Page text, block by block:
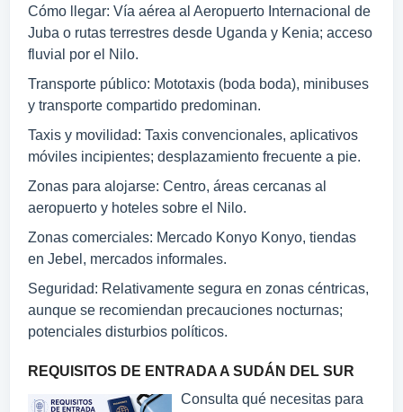
Cómo llegar: Vía aérea al Aeropuerto Internacional de
Juba o rutas terrestres desde Uganda y Kenia; acceso
fluvial por el Nilo.
Transporte público: Mototaxis (boda boda), minibuses
y transporte compartido predominan.
Taxis y movilidad: Taxis convencionales, aplicativos
móviles incipientes; desplazamiento frecuente a pie.
Zonas para alojarse: Centro, áreas cercanas al
aeropuerto y hoteles sobre el Nilo.
Zonas comerciales: Mercado Konyo Konyo, tiendas
en Jebel, mercados informales.
Seguridad: Relativamente segura en zonas céntricas,
aunque se recomiendan precauciones nocturnas;
potenciales disturbios políticos.
REQUISITOS DE ENTRADA A SUDÁN DEL SUR
Consulta qué necesitas para